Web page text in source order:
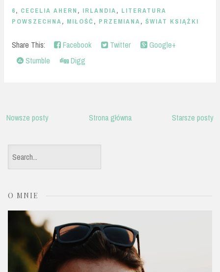
6, CECELIA AHERN , IRLANDIA, LITERATURA
POWSZECHNA, MIŁOŚĆ , PRZEMIANA, ŚWIAT KSIĄŻKI
Share This: Facebook Twitter
Google+
Stumble
Digg
Nowsze posty Starsze posty
Strona główna
e
rO MNIE